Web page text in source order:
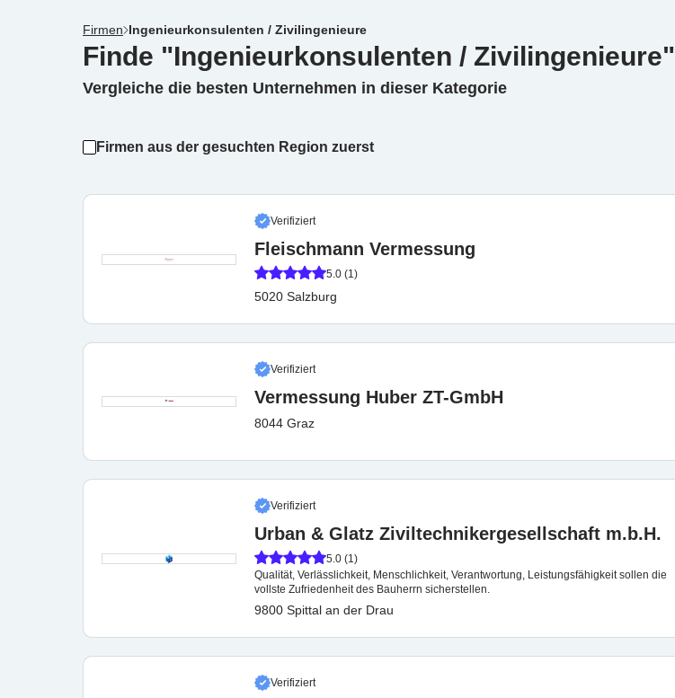
Firmen Ingenieurkonsulenten / Zivilingenieure
Finde "Ingenieurkonsulenten / Zivilingenieure"
Vergleiche die besten Unternehmen in dieser Kategorie
Firmen aus der gesuchten Region zuerst
Verifiziert
Fleischmann Vermessung
5.0 (1)
5020 Salzburg
Verifiziert
Vermessung Huber ZT-GmbH
8044 Graz
Verifiziert
Urban & Glatz Ziviltechnikergesellschaft m.b.H.
5.0 (1)
Qualität, Verlässlichkeit, Menschlichkeit, Verantwortung, Leistungsfähigkeit sollen die
vollste Zufriedenheit des Bauherrn sicherstellen.
9800 Spittal an der Drau
Verifiziert